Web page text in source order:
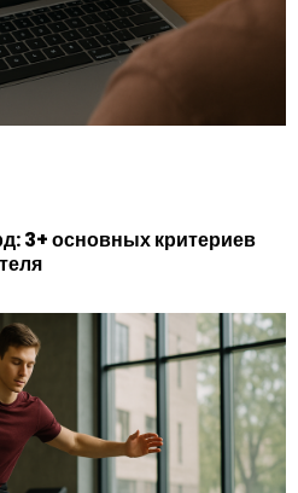
3+ основных критериев